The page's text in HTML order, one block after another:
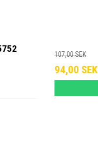
107,00 SEK
94,00 SEK